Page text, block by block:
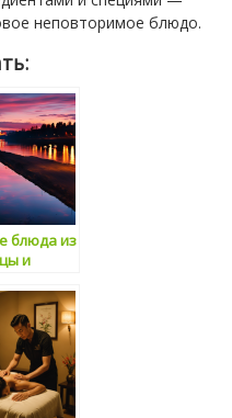
неповторимое блюдо.
блюда из
и
для